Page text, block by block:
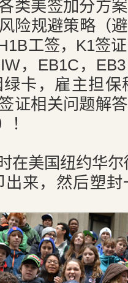
类美签加分方
险规避策略（
工签，K1签
，EB1C，
卡，雇主担
证相关问题解
！
在美国纽约华
出来，然后塑